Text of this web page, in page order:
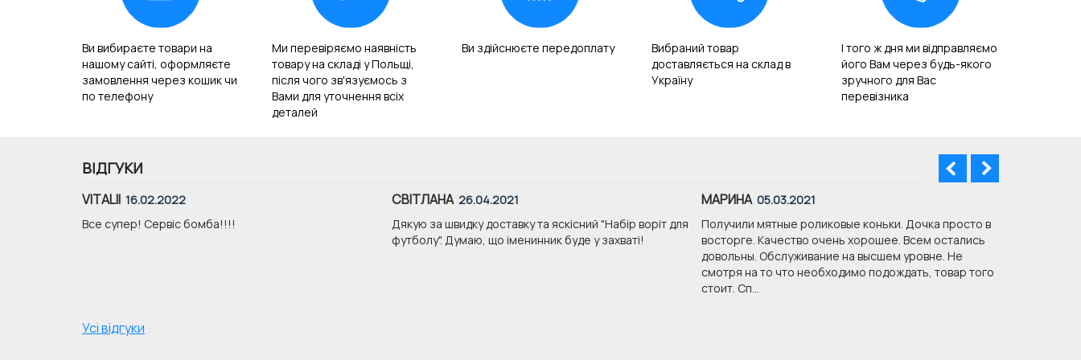
Ви вибираєте товари на
нашому сайті, оформляєте
замовлення через кошик чи
по телефону
Ми перевіряємо наявність
товару на складі у Польщі,
після чого зв'язуємось з
Вами для уточнення всіх
деталей
Ви здійснюєте передоплату
Вибраний товар
доставляється на склад в
Україну
І того ж дня ми відправляємо
його Вам через будь-якого
зручного для Вас
перевізника
ВІДГУКИ
VITALII 16.02.2022
Все супер! Сервіс бомба!!!!
СВІТЛАНА 26.04.2021
Дякую за швидку доставку та яскісний "Набір воріт для
футболу". Думаю, що іменинник буде у захваті!
МАРИНА 05.03.2021
Получили мятные роликовые коньки. Дочка просто в
восторге. Качество очень хорошее. Всем остались
довольны. Обслуживание на высшем уровне. Не
смотря на то что необходимо подождать, товар того
стоит. Сп...
Усі відгуки